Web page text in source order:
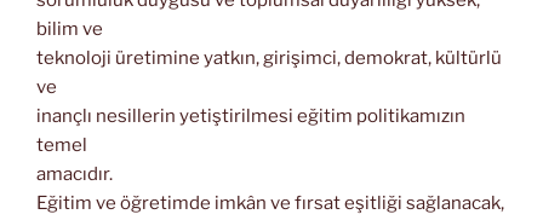
bilim ve
teknoloji üretimine yatkın, girişimci, demokrat, kültürlü
ve
inançlı nesillerin yetiştirilmesi eğitim politikamızın
temel
amacıdır.
Eğitim ve öğretimde imkân ve fırsat eşitliği sağlanacak,